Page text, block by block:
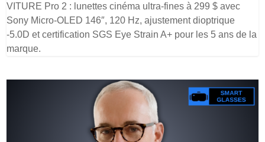
VITURE Pro 2 : lunettes cinéma ultra-fines à 299 $ avec
Sony Micro-OLED 146″, 120 Hz, ajustement dioptrique
-5.0D et certification SGS Eye Strain A+ pour les 5 ans de la
marque.